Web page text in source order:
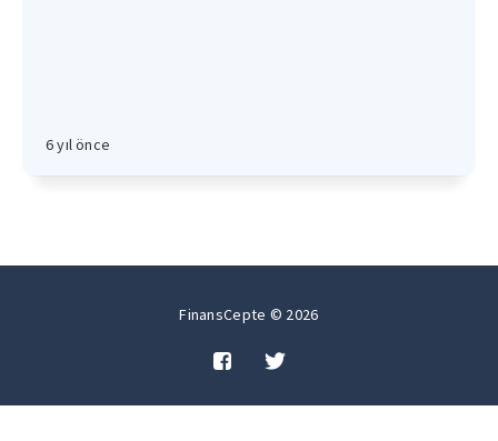
6 yıl önce
FinansCepte © 2026